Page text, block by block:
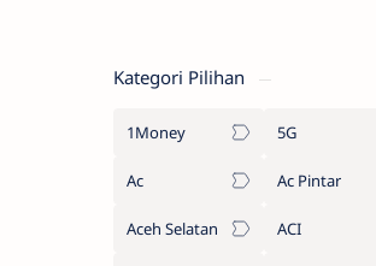
Kategori Pilihan
1Money 5G
Ac Ac Pintar
Aceh Selatan ACI